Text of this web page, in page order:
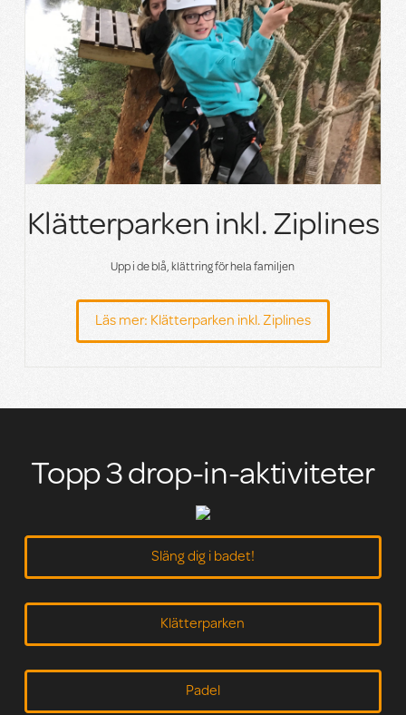
Klätterparken inkl. Ziplines
Upp i de blå, klättring för hela familjen
Läs mer: Klätterparken inkl. Ziplines
Topp 3 drop-in-aktiviteter
Släng dig i badet!
Klätterparken
Padel